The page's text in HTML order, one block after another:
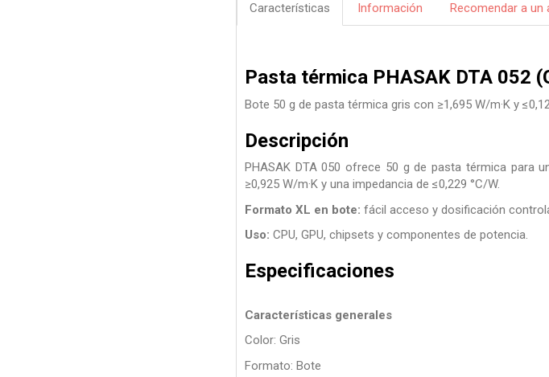
Características Información Recomendar a un
Pasta térmica PHASAK DTA 052
Bote 50 g de pasta térmica gris con ≥1,695 W/m·K y
Descripción
PHASAK DTA 050 ofrece 50 g de pasta térmica para
≥0,925 W/m·K y una impedancia de ≤0,229 °C/W.
Formato XL en bote: fácil acceso y dosificación
Uso: CPU, GPU, chipsets y componentes de potencia.
Especificaciones
Características generales
Color: Gris
Formato: Bote